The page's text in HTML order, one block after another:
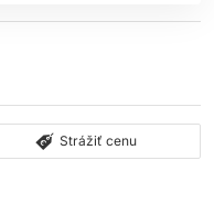
Strážiť cenu